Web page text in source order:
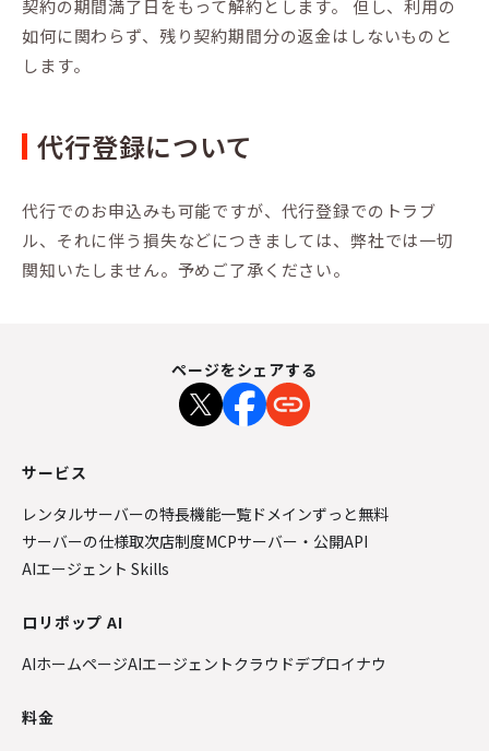
契約の期間満了日をもって解約とします。 但し、利用の
如何に関わらず、残り契約期間分の返金はしないものと
します。
代行登録について
代行でのお申込みも可能ですが、代行登録でのトラブ
ル、それに伴う損失などにつきましては、弊社では一切
関知いたしません。予めご了承ください。
ページをシェアする
サービス
レンタルサーバーの特長機能一覧 ドメインずっと無料
サーバーの仕様取次店制度MCPサーバー・公開API
AIエージェント Skills
ロリポップ AI
AIホームページAIエージェントクラウドデプロイナウ
料金